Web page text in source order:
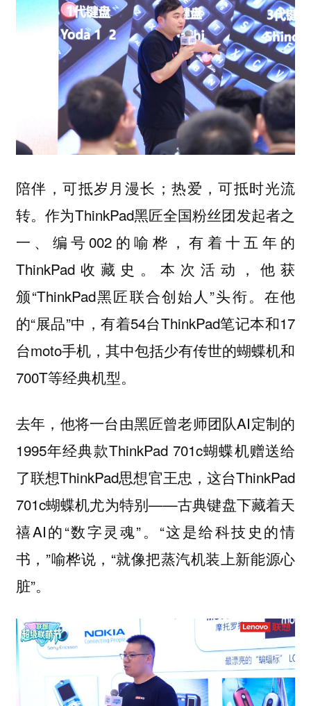
陪伴，可抵岁月漫长；热爱，可抵时光流
转。作为ThinkPad黑匠全国粉丝团发起者之
一、编号002的喻桦，有着十五年的
ThinkPad收藏史。本次活动，他获
颁“ThinkPad黑匠联合创始人”头衔。在他
的“展品”中，有着54台ThinkPad笔记本和17
台moto手机，其中包括少有传世的蝴蝶机和
700T等经典机型。
去年，他将一台由黑匠曾老师团队AI定制的
1995年经典款ThinkPad 701c蝴蝶机赠送给
了联想ThinkPad思想官王忠，这台ThinkPad
701c蝴蝶机尤为特别——古典键盘下藏着天
禧AI的“数字灵魂”。“这是给科技史的情
书，”喻桦说，“就像把蒸汽机装上新能源心
脏”。